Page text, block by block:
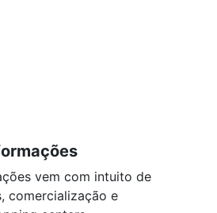
vem com intuito de
comercialização e